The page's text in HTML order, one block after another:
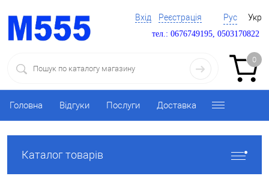
Вхід Реєстрація Рус Укр
тел.: 0676749195, 0503170822
0
Головна Відгуки Послуги Доставка
Каталог товарів